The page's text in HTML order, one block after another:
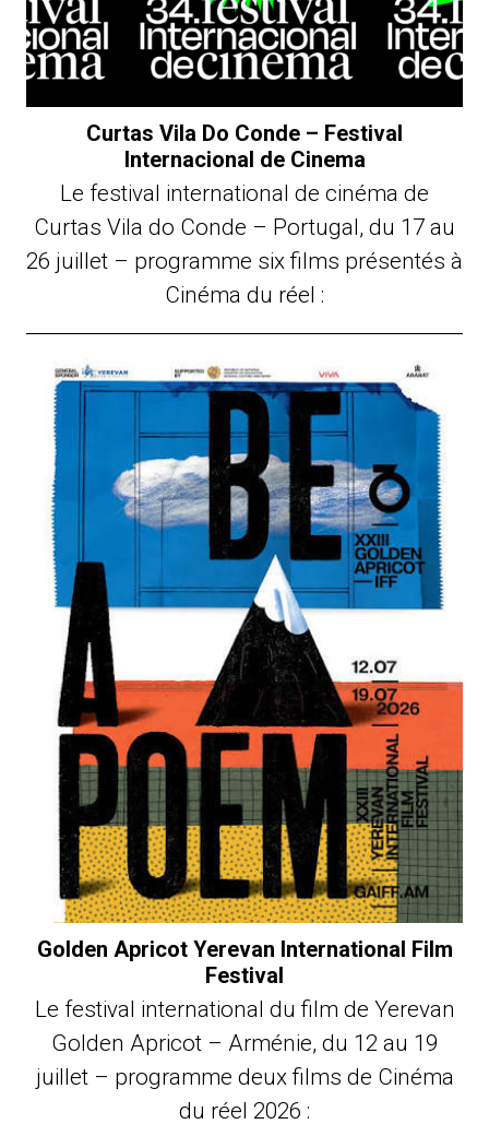
Curtas Vila Do Conde – Festival
Internacional de Cinema
Le festival international de cinéma de
Curtas Vila do Conde – Portugal, du 17 au
26 juillet – programme six films présentés à
Cinéma du réel :
Golden Apricot Yerevan International Film
Festival
Le festival international du film de Yerevan
Golden Apricot – Arménie, du 12 au 19
juillet – programme deux films de Cinéma
du réel 2026 :